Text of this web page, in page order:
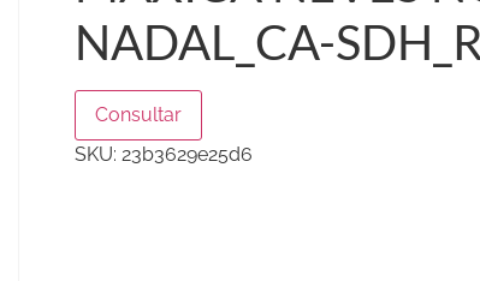
NADAL_CA-
Consultar
SKU: 23b3629e25d6